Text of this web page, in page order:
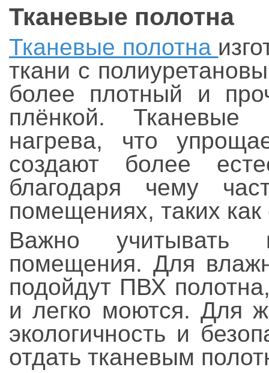
Тканевые полотна
Тканевые полотна
ткани с
более плотный и
плёнкой. Тканевые
нагрева, что
создают более
благодаря чему
помещениях, таких
Важно учитывать
помещения. Для
подойдут ПВХ
и легко моются. Для
экологичность и
отдать тканевым